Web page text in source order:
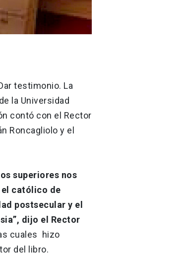
testimonio. La
la Universidad
contó con el Rector
Roncagliolo y el
superiores nos
el católico de
postsecular y el
dijo el Rector
cuales hizo
del libro.